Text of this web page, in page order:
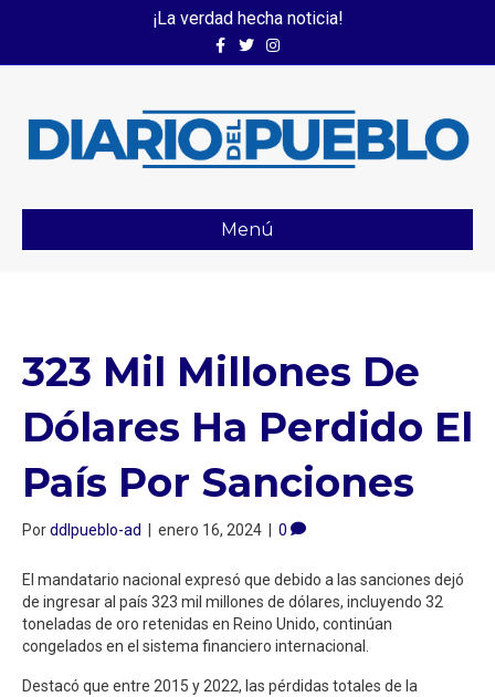
¡La verdad hecha noticia!
FacebookTwitterInstagram
Menú
323 Mil Millones De
Dólares Ha Perdido El
País Por Sanciones
Porddlpueblo-ad | enero 16, 2024 | 0
El mandatario nacional expresó que debido a las sanciones dejó
de ingresar al país 323 mil millones de dólares, incluyendo 32
toneladas de oro retenidas en Reino Unido, continúan
congelados en el sistema financiero internacional.
Destacó que entre 2015 y 2022, las pérdidas totales de la